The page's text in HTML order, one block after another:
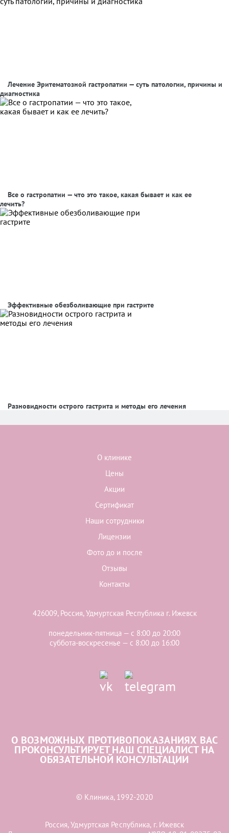
Лечение Эритематозной гастропатии — суть патологии, причины и
диагностика
Все о гастропатии — что это такое, какая бывает и как ее
лечить?
Эффективные обезболивающие при гастрите
Разновидности острого гастрита и методы его лечения
О клинике
Цены
Акции
Сертификат
Наши сотрудники
Лицензии
Фото до и после
Отзывы
Контакты
426009, Россия, Удмуртская Республика г. Ижевск
понедельник-пятница — с 8:00 до 20:00
суббота-воскресенье — с 8:00 до 16:00
О ВОЗМОЖНЫХ ПРОТИВОПОКАЗАНИЯХ ВАС
ПРОКОНСУЛЬТИРУЕТ НАШ СПЕЦИАЛИСТ НА
ОБЯЗАТЕЛЬНОЙ КОНСУЛЬТАЦИИ
© Клиника, 1992-2020
Россия, Удмуртская Республика, г. Ижевск